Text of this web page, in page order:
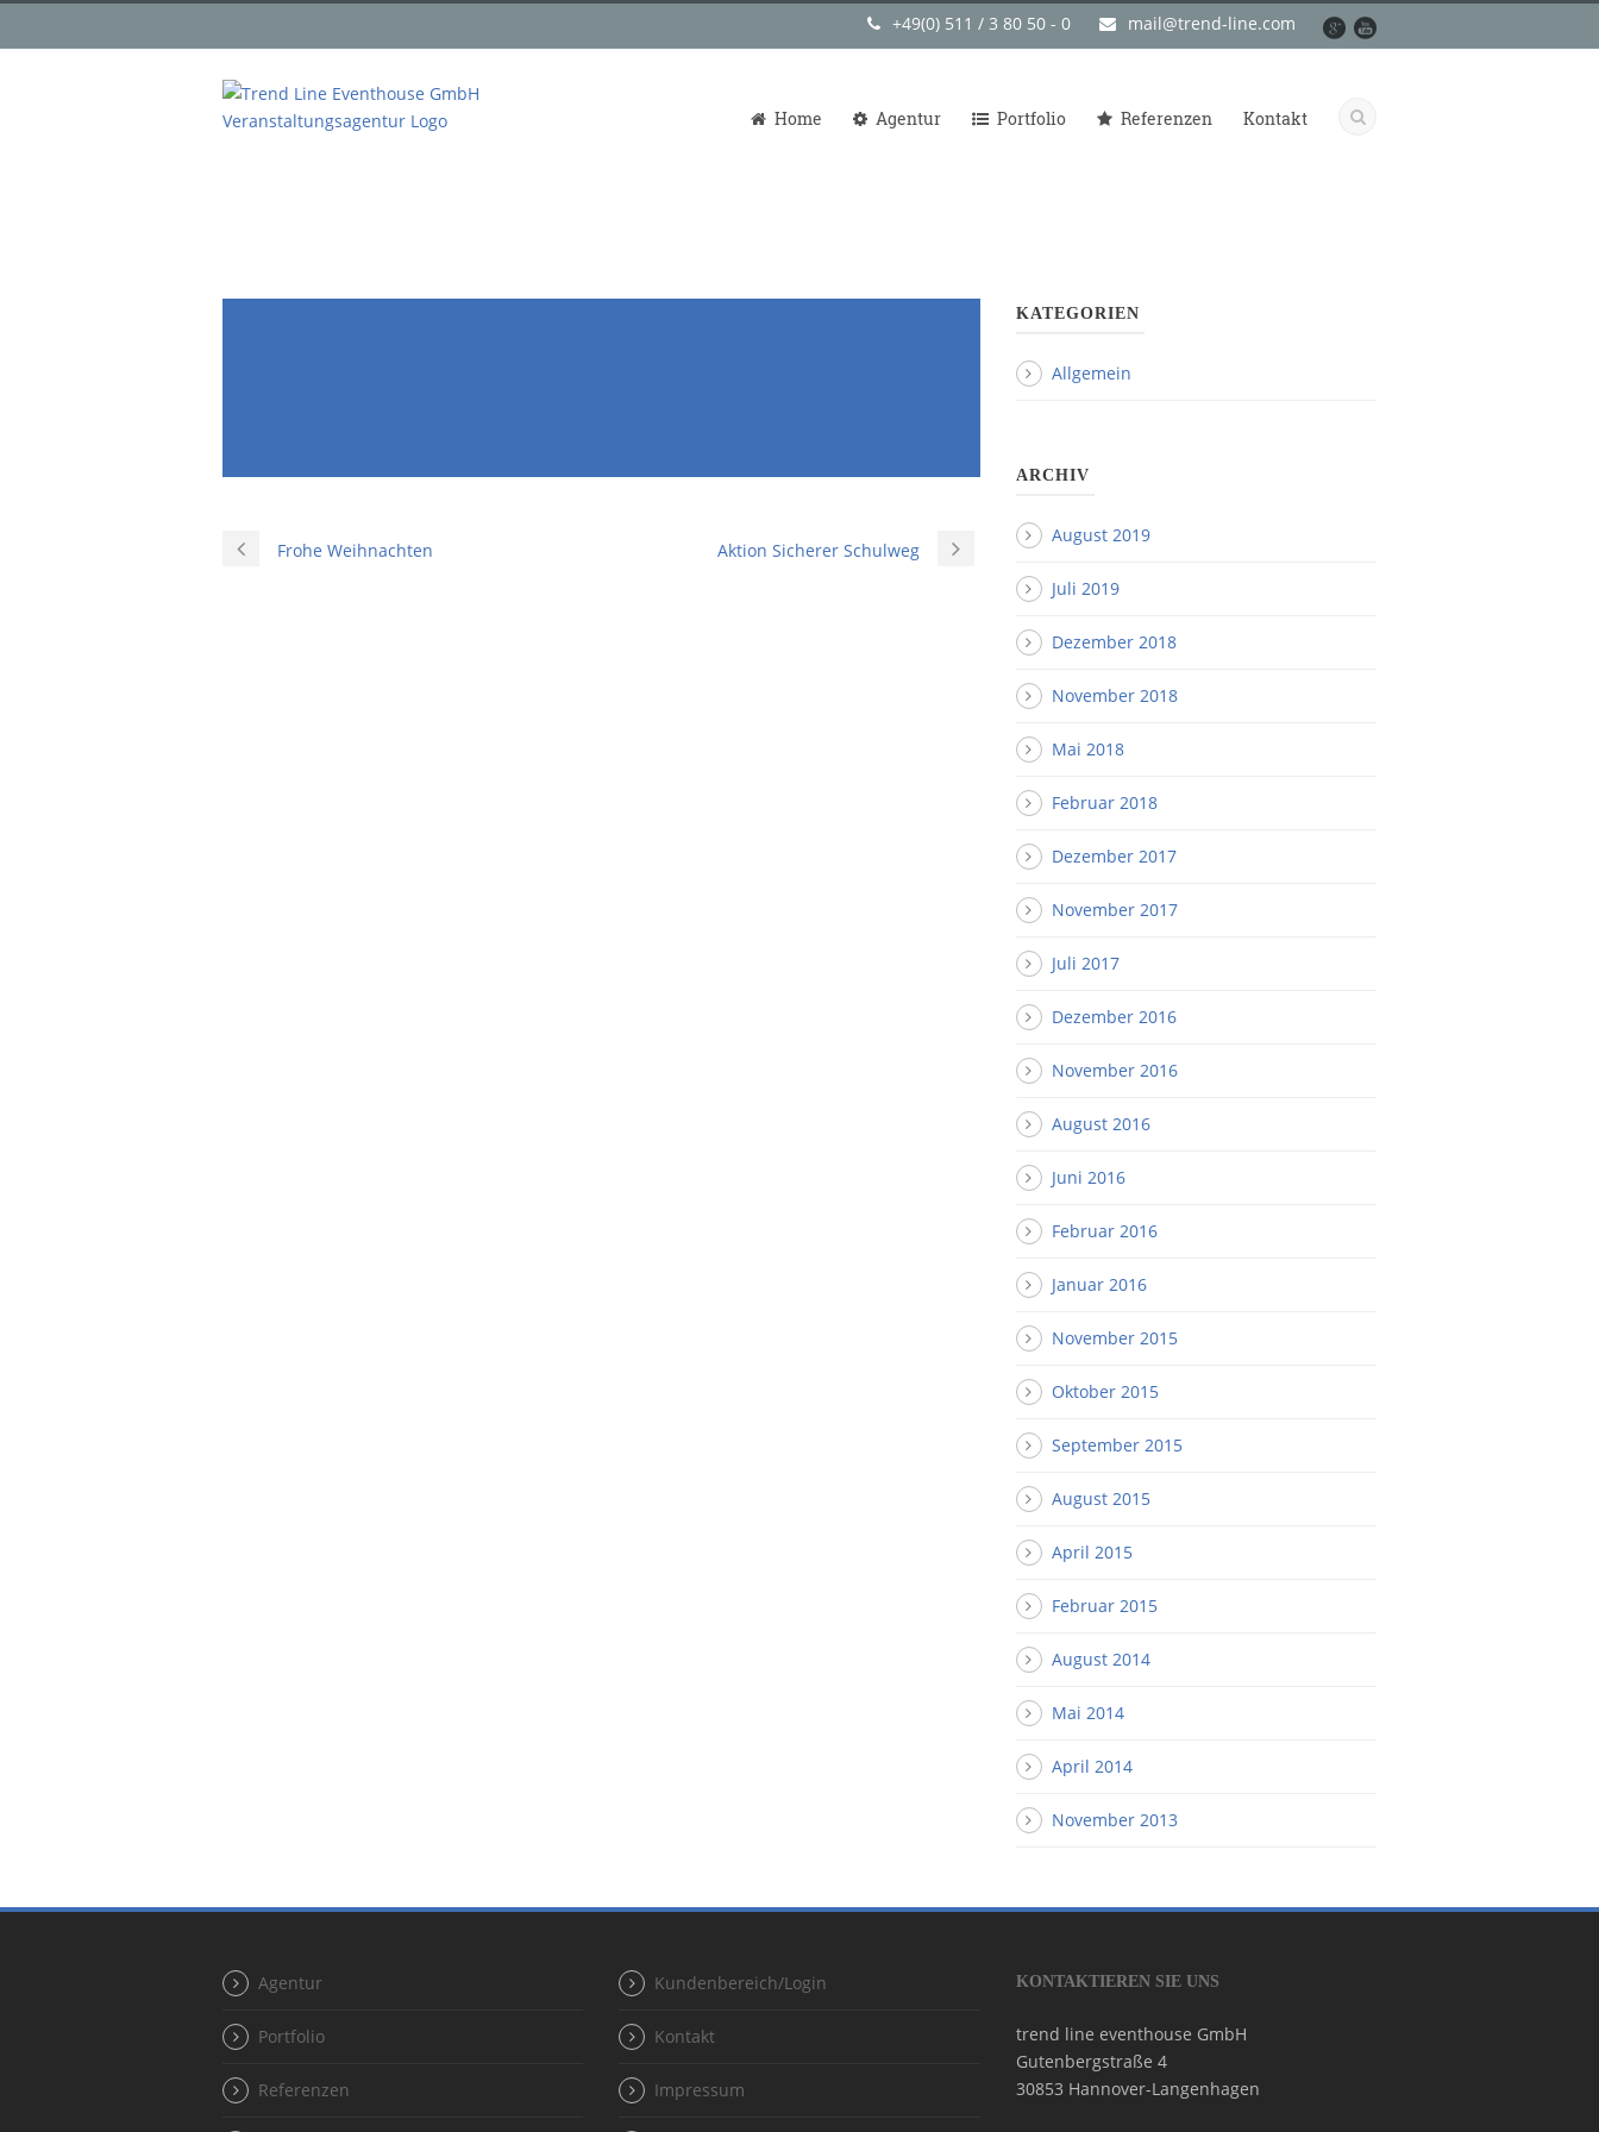
+49(0) 511 / 3 80 50 - 0 mail@trend-line.com
Home Agentur Portfolio Referenzen Kontakt
Frohe Weihnachten Aktion Sicherer Schulweg
KATEGORIEN
Allgemein
ARCHIV
August 2019
Juli 2019
Dezember 2018
November 2018
Mai 2018
Februar 2018
Dezember 2017
November 2017
Juli 2017
Dezember 2016
November 2016
August 2016
Juni 2016
Februar 2016
Januar 2016
November 2015
Oktober 2015
September 2015
August 2015
April 2015
Februar 2015
August 2014
Mai 2014
April 2014
November 2013
Agentur
Portfolio
Referenzen
Kundenbereich/Login
Kontakt
Impressum
KONTAKTIEREN SIE UNS
trend line eventhouse GmbH
Gutenbergstraße 4
30853 Hannover-Langenhagen